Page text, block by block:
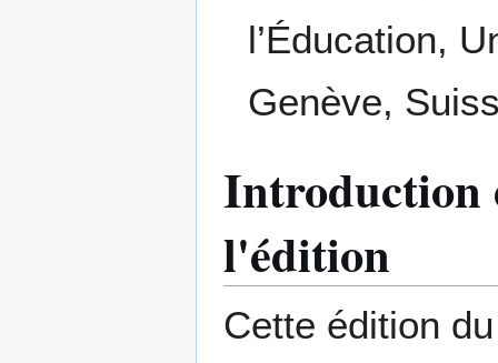
l’Éducation,
Genève,
Introduction
l'édition
Cette édition